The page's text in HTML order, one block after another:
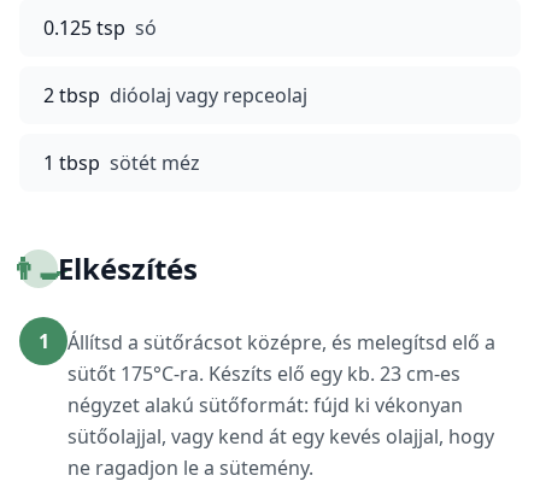
0.125 tsp só
2 tbsp dióolaj vagy repceolaj
1 tbsp sötét méz
👨‍🍳Elkészítés
1
Állítsd a sütőrácsot középre, és melegítsd elő a
sütőt 175°C-ra. Készíts elő egy kb. 23 cm-es
négyzet alakú sütőformát: fújd ki vékonyan
sütőolajjal, vagy kend át egy kevés olajjal, hogy
ne ragadjon le a sütemény.